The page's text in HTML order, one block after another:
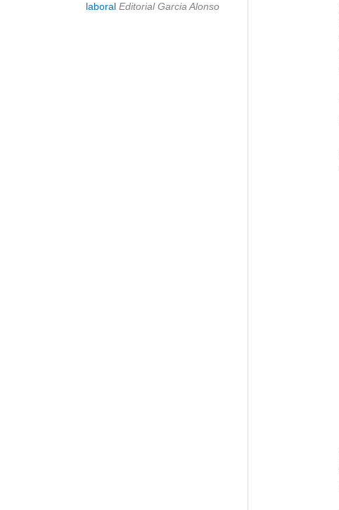
laboral Editorial Garcia Alonso